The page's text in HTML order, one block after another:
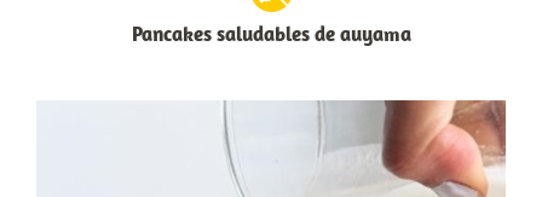
Pancakes saludables de auyama